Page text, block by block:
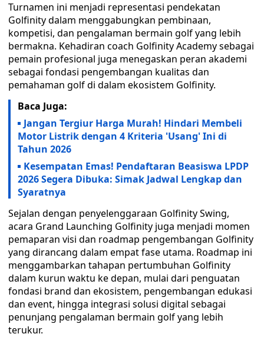
Turnamen ini menjadi representasi pendekatan
Golfinity dalam menggabungkan pembinaan,
kompetisi, dan pengalaman bermain golf yang lebih
bermakna. Kehadiran coach Golfinity Academy sebagai
pemain profesional juga menegaskan peran akademi
sebagai fondasi pengembangan kualitas dan
pemahaman golf di dalam ekosistem Golfinity.
Baca Juga:
Jangan Tergiur Harga Murah! Hindari Membeli
Motor Listrik dengan 4 Kriteria 'Usang' Ini di
Tahun 2026
Kesempatan Emas! Pendaftaran Beasiswa LPDP
2026 Segera Dibuka: Simak Jadwal Lengkap dan
Syaratnya
Sejalan dengan penyelenggaraan Golfinity Swing,
acara Grand Launching Golfinity juga menjadi momen
pemaparan visi dan roadmap pengembangan Golfinity
yang dirancang dalam empat fase utama. Roadmap ini
menggambarkan tahapan pertumbuhan Golfinity
dalam kurun waktu ke depan, mulai dari penguatan
fondasi brand dan ekosistem, pengembangan edukasi
dan event, hingga integrasi solusi digital sebagai
penunjang pengalaman bermain golf yang lebih
terukur.